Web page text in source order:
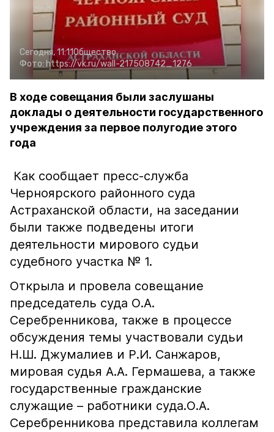
Сегодня, 11:11Общество
Фото: https://vk.ru/wall-217508742_1276
В ходе совещания были заслушаны
доклады о деятельности государственного
учреждения за первое полугодие этого
года
Как сообщает пресс-служба
Черноярского районного суда
Астраханской области, на заседании
были также подведены итоги
деятельности мирового судьи
судебного участка № 1.
Открыла и провела совещание
председатель суда О.А.
Серебренникова, также в процессе
обсуждения темы участвовали судьи
Н.Ш. Джумалиев и Р.И. Санжаров,
мировая судья А.А. Гермашева, а также
государственные гражданские
служащие – работники суда.О.А.
Серебренникова представила коллегам